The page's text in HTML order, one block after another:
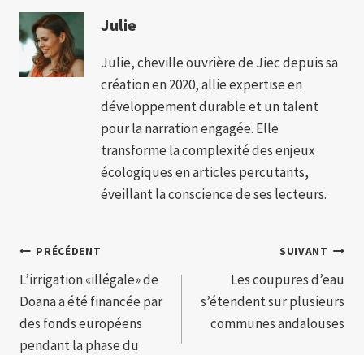
Julie
Julie, cheville ouvrière de Jiec depuis sa
création en 2020, allie expertise en
développement durable et un talent
pour la narration engagée. Elle
transforme la complexité des enjeux
écologiques en articles percutants,
éveillant la conscience de ses lecteurs.
Navigation
de
l’article
PRÉCÉDENT
L’irrigation «illégale» de
Doana a été financée par
des fonds européens
pendant la phase du
SUIVANT
Les coupures d’eau
s’étendent sur plusieurs
communes andalouses